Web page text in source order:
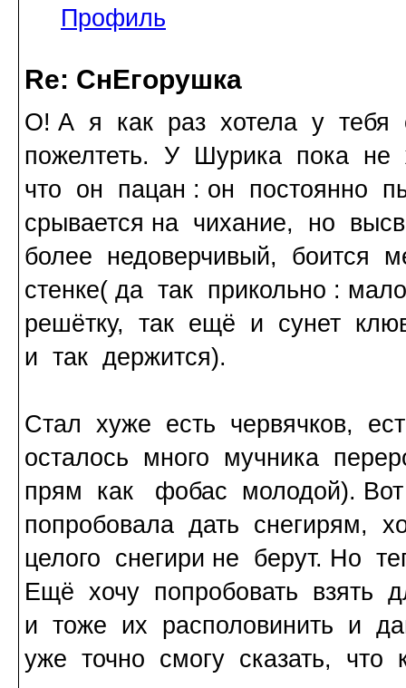
Профиль
Re: СнЕгорушка
О! А я как раз хотела у тебя
пожелтеть. У Шурика пока
что он пацан : он постоянно
срывается на чихание, но
более недоверчивый, боится
стенке( да так прикольно :
решётку, так ещё и сунет
и так держится).
Стал хуже есть червячков,
осталось много мучника
прям как фобас молодой).
попробовала дать снегирям,
целого снегири не берут. Но
Ещё хочу попробовать взять
и тоже их располовинить и
уже точно смогу сказать, что